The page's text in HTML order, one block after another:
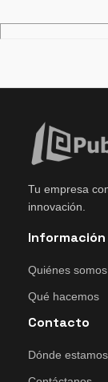
Tu empresa
innovación.
Información
Quiénes somos
Qué hacemos
Contacto
Dónde estamos